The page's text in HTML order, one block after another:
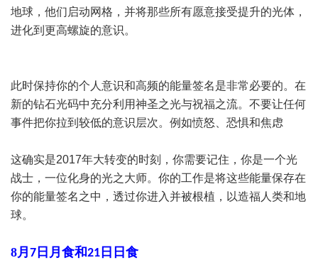
地球，他们启动网格，并将那些所有愿意接受提升的光体，
进化到更高螺旋的意识。
此时保持你的个人意识和高频的能量签名是非常必要的。在
新的钻石光码中充分利用神圣之光与祝福之流。不要让任何
事件把你拉到较低的意识层次。例如愤怒、恐惧和焦虑
这确实是2017年大转变的时刻，你需要记住，你是一个光
战士，一位化身的光之大师。你的工作是将这些能量保存在
你的能量签名之中，透过你进入并被根植，以造福人类和地
球。
8月 7 日月食和21 日日食